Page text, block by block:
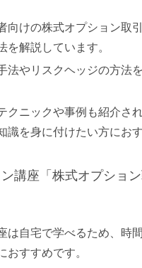
向けの株式オプション取
を解説しています。
法やリスクヘッジの方法
クニックや事例も紹介さ
識を身に付けたい方にお
講座「株式オプショ
は自宅で学べるため、時
おすすめです。